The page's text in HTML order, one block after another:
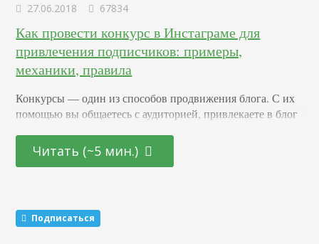
27.06.2018 67834
Как провести конкурс в Инстаграме для
привлечения подписчиков: примеры,
механики, правила
Конкурсы –– один из способов продвижения блога. С их
помощью вы общаетесь с аудиторией, привлекаете в блог
что вы обещаете участникам подарок за то, что они тем
или иным образом расскажут о вас другим пользователям.
механики, которые маркетологи советуют чередовать…
Читать (~5 мин.)
Подписаться